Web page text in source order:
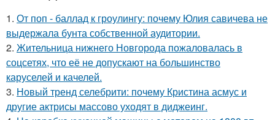
1. От поп - баллад к гроулингу: почему Юлия савичева не
выдержала бунта собственной аудитории.
2. Жительница нижнего Новгорода пожаловалась в
соцсетях, что её не допускают на большинство
каруселей и качелей.
3. Новый тренд селебрити: почему Кристина асмус и
другие актрисы массово уходят в диджеинг.